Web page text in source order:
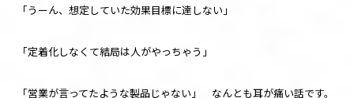
「うーん、想定していた効果目標に達しない」
「定着化しなくて結局は人がやっちゃう」
「営業が言ってたような製品じゃない」 なんとも耳が痛い話です。